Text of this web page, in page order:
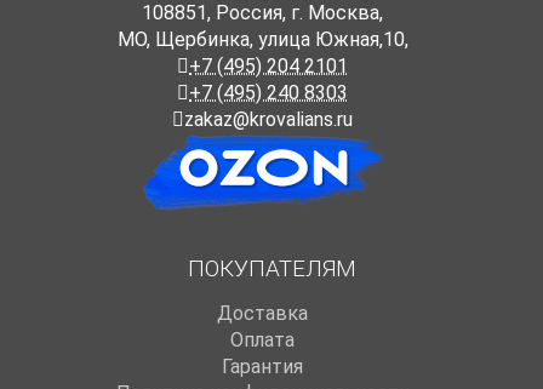
108851, Россия, г. Москва,
МО, Щербинка, улица Южная,10,
+7 (495) 204 2101
+7 (495) 240 8303
zakaz@krovalians.ru
ПОКУПАТЕЛЯМ
Доставка
Оплата
Гарантия